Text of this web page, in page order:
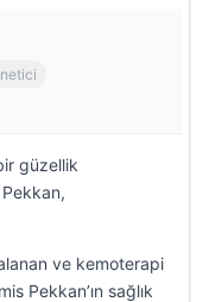
güzellik
ve kemoterapi
Pekkan’ın sağlık